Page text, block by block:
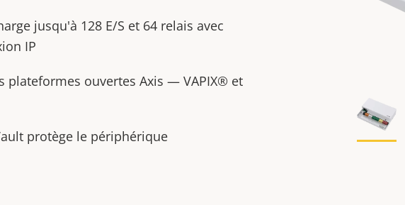
jusqu'à 128 E/S et 64 relais avec
IP
plateformes ouvertes Axis — VAPIX® et
protège le périphérique